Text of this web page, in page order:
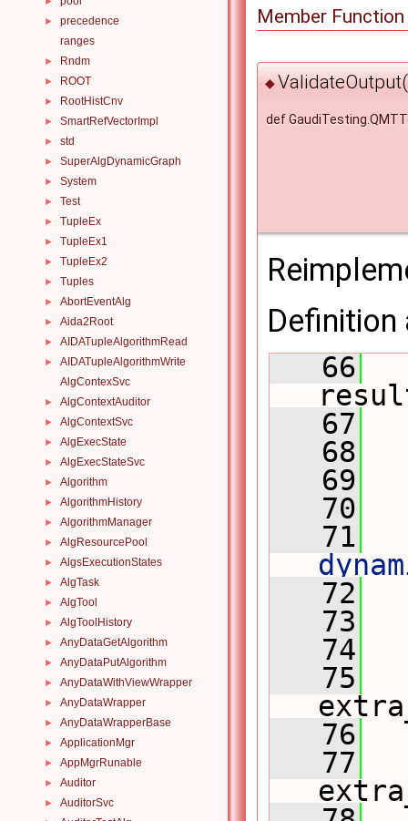
►
precedence
ranges
► Rndm
► ROOT
► RootHistCnv
► SmartRefVectorImpl
► std
► SuperAlgDynamicGraph
► System
► Test
► TupleEx
► TupleEx1
► TupleEx2
► Tuples
► AbortEventAlg
► Aida2Root
► AIDATupleAlgorithmRead
►
AIDATupleAlgorithmWrite
AlgContexSvc
► AlgContextAuditor
► AlgContextSvc
► AlgExecState
► AlgExecStateSvc
► Algorithm
► AlgorithmHistory
► AlgorithmManager
► AlgResourcePool
► AlgsExecutionStates
► AlgTask
► AlgTool
► AlgToolHistory
► AnyDataGetAlgorithm
► AnyDataPutAlgorithm
► AnyDataWithViewWrapper
► AnyDataWrapper
► AnyDataWrapperBase
► ApplicationMgr
► AppMgrRunable
► Auditor
► AuditorSvc
Member
◆
def
   66
   67
   68
   69
   70
   71
   72
   73
   74
   75
   76
   77